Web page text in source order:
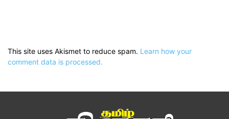
This site uses Akismet to reduce spam. Learn how your
comment data is processed.